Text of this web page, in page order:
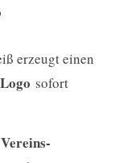
erzeugt einen
Logo sofort
Vereins-